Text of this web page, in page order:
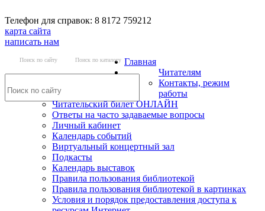
Телефон для справок: 8 8172 759212
карта сайта
написать нам
Поиск по сайту Поиск по каталогу Главная
Читателям
Контакты, режим
работы
Читательский билет ОНЛАЙН
Ответы на часто задаваемые вопросы
Личный кабинет
Календарь событий
Виртуальный концертный зал
Подкасты
Календарь выставок
Правила пользования библиотекой
Правила пользования библиотекой в картинках
Условия и порядок предоставления доступа к